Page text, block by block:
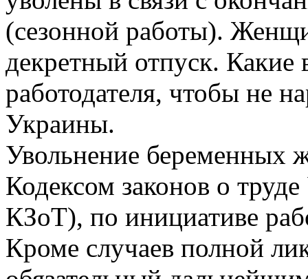
(сезонной работы).
декретный отпуск. Какие
работодателя, чтобы не
Украины.
Увольнение беременных
Кодексом законов о
КЗоТ), по инициативе
Кроме случаев полной